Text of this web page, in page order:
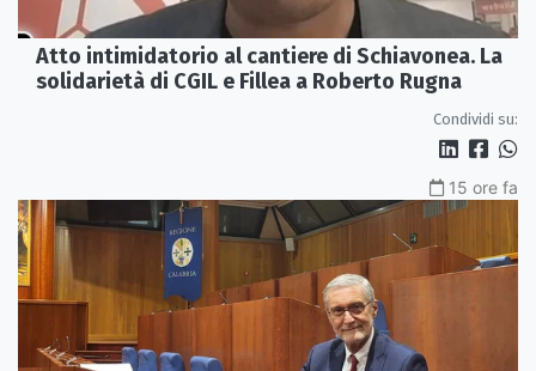
Atto intimidatorio al cantiere di Schiavonea. La
solidarietà di CGIL e Fillea a Roberto Rugna
Condividi su:
15 ore fa